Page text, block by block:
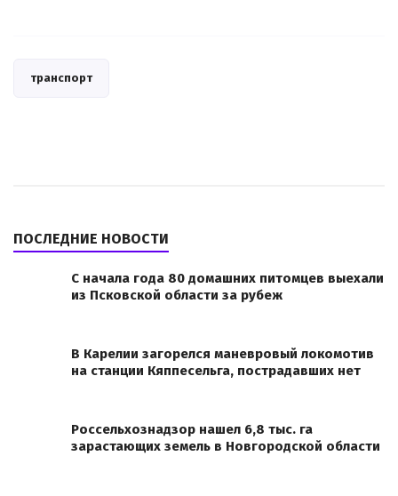
транспорт
ПОСЛЕДНИЕ НОВОСТИ
С начала года 80 домашних питомцев выехали
из Псковской области за рубеж
В Карелии загорелся маневровый локомотив
на станции Кяппесельга, пострадавших нет
Россельхознадзор нашел 6,8 тыс. га
зарастающих земель в Новгородской области